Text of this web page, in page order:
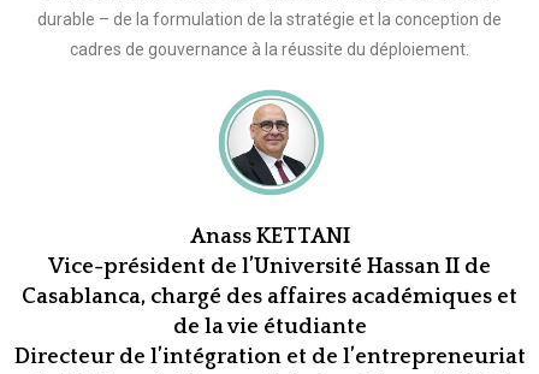
durable – de la formulation de la stratégie et la conception de
cadres de gouvernance à la réussite du déploiement.
Anass KETTANI
Vice-président de l’Université Hassan II de
Casablanca, chargé des affaires académiques et
de la vie étudiante
Directeur de l’intégration et de l’entrepreneuriat